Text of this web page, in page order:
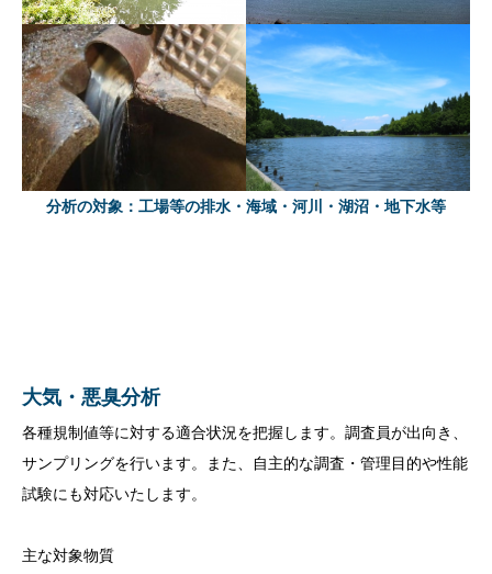
分析の対象：工場等の排水・海域・河川・湖沼・地下水等
大気・悪臭分析
各種規制値等に対する適合状況を把握します。調査員が出向き、
サンプリングを行います。また、自主的な調査・管理目的や性能
試験にも対応いたします。
主な対象物質